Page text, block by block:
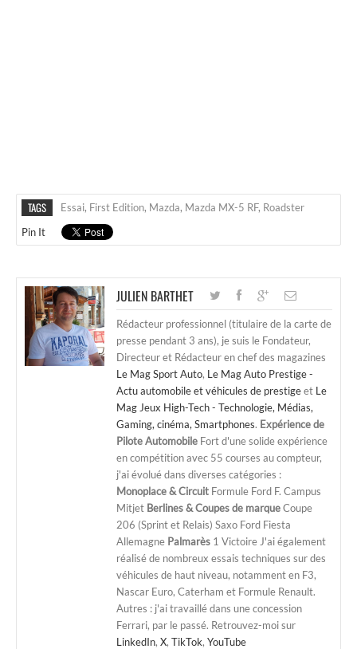
TAGS Essai, First Edition, Mazda, Mazda MX-5 RF, Roadster
Pin It
JULIEN BARTHET
Rédacteur professionnel (titulaire de la carte de
presse pendant 3 ans), je suis le Fondateur,
Directeur et Rédacteur en chef des magazines
Le Mag Sport Auto, Le Mag Auto Prestige -
Actu automobile et véhicules de prestigeet Le
Mag Jeux High-Tech - Technologie, Médias,
Gaming, cinéma, Smartphones. Expérience de
Pilote Automobile Fort d'une solide expérience
en compétition avec 55 courses au compteur,
j'ai évolué dans diverses catégories :
Monoplace & Circuit Formule Ford F. Campus
Mitjet Berlines & Coupes de marqueCoupe
206 (Sprint et Relais) Saxo Ford Fiesta
Allemagne Palmarès 1 Victoire J'ai également
réalisé de nombreux essais techniques sur des
véhicules de haut niveau, notamment en F3,
Nascar Euro, Caterham et Formule Renault.
Autres : j'ai travaillé dans une concession
Ferrari, par le passé. Retrouvez-moi sur
LinkedIn, X, TikTok, YouTube